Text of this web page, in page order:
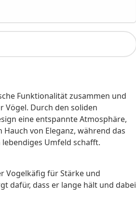
Funktionalität zusammen und
Vögel. Durch den soliden
eine entspannte Atmosphäre,
von Eleganz, während das
Umfeld schafft.
Vogelkäfig für Stärke und
dafür, dass er lange hält und dabei